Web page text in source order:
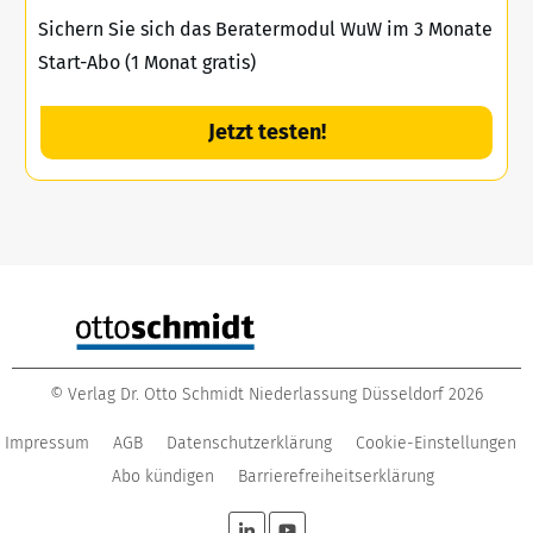
Sichern Sie sich das Beratermodul WuW im 3 Monate
Start-Abo (1 Monat gratis)
Jetzt testen!
© Verlag Dr. Otto Schmidt Niederlassung Düsseldorf 2026
Impressum AGB Datenschutzerklärung
Cookie-Einstellungen
Abo kündigen
Barrierefreiheitserklärung